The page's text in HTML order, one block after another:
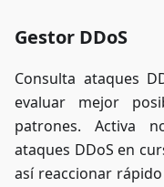
Gestor DDoS
Consulta ataques
evaluar mejor
patrones. Activa
ataques DDoS en
así reaccionar